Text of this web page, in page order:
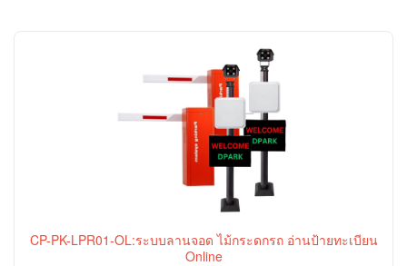
CP-PK-LPR01-OL:ระบบลานจอด ไม้กระดกรถ อ่านป้ายทะเบียน
Online